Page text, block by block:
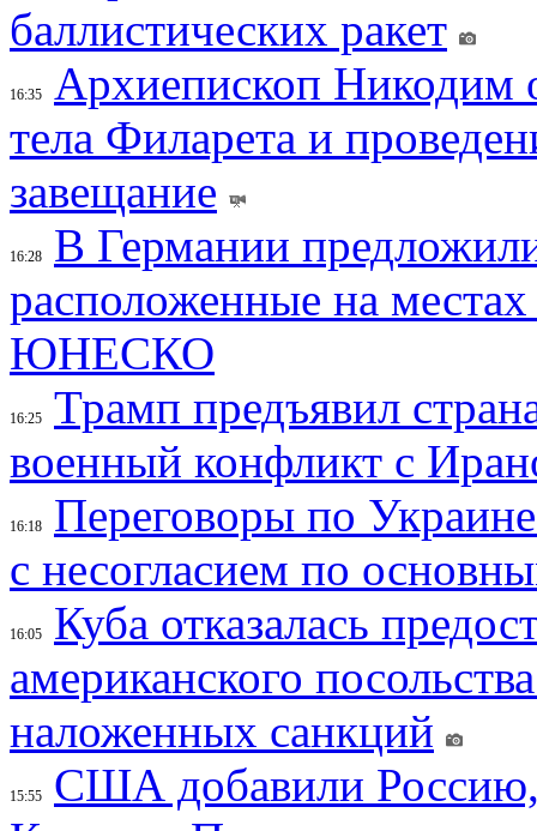
баллистических ракет
16:35
Архиепископ
тела Филарета и
завещание
16:28
В Германии
расположенные на
ЮНЕСКО
16:25
Трамп предъявил
военный конфликт с
16:18
Переговоры по
с несогласием по
16:05
Куба отказалась
американского
наложенных санкций
15:55
США добавили